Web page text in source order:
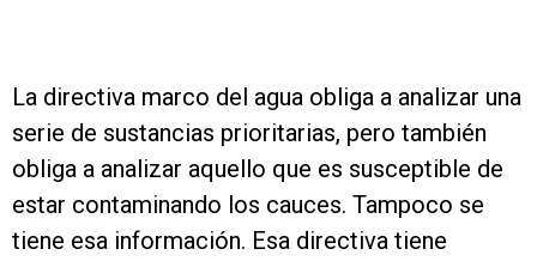
La directiva marco del agua obliga a analizar una
serie de sustancias prioritarias, pero también
obliga a analizar aquello que es susceptible de
estar contaminando los cauces. Tampoco se
tiene esa información. Esa directiva tiene